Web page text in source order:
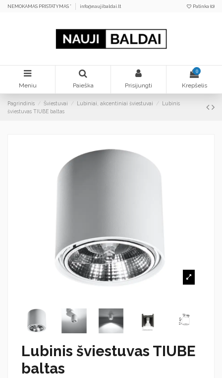
NEMOKAMAS PRISTATYMAS * info@naujibaldai.lt Patinka (0)
Meniu Paieška Prisijungti
0
Krepšelis
Pagrindinis Šviestuvai Lubiniai, akcentiniai šviestuvai
Lubinis
šviestuvas TIUBE baltas
Lubinis šviestuvas TIUBE
baltas